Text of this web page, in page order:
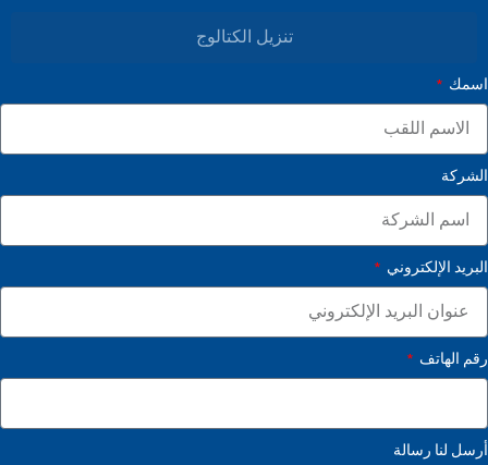
تنزيل الكتالوج
اسمك
الشركة
البريد الإلكتروني
رقم الهاتف
أرسل لنا رسالة